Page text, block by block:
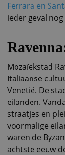
Ferrara en
ieder geval
Mozaïekstad
Italiaanse
Venetië. De
eilanden.
straatjes en
voormalige
waren de
achtste eeuw